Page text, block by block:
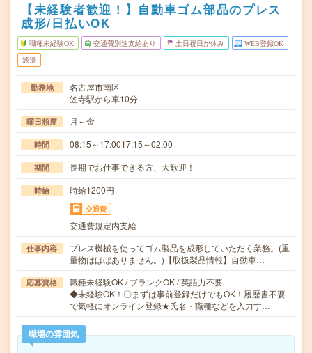
【未経験者歓迎！】自動車ゴム部品のプレス
成形/日払いOK
職種未経験OK 交通費別途支給あり 土日祝日が休み WEB登録OK
派遣
勤務地
名古屋市南区
笠寺駅から車10分
曜日頻度 月～金
時間 08:15～17:0017:15～02:00
期間 長期でお仕事できる方、大歓迎！
時給 時給1200円
交通費
交通費規定内支給
仕事内容
プレス機械を使ってゴム製品を成形していただく業務。(重
量物はほぼありません。)【取扱製品情報】自動車…
応募資格
職種未経験OK / ブランクOK / 英語力不要
◆未経験OK！〇まずは事前登録だけでもOK！履歴書不要
で気軽にオンライン登録★氏名・職種などを入力す…
職場の雰囲気